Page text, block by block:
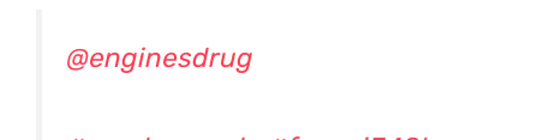
@enginesdrug